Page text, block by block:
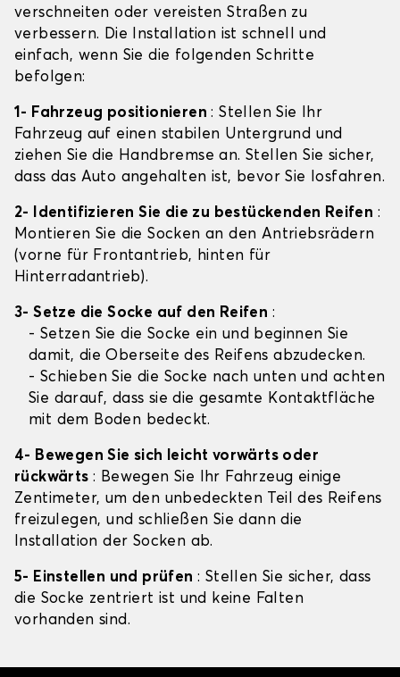
verschneiten oder vereisten Straßen zu
verbessern. Die Installation ist schnell und
einfach, wenn Sie die folgenden Schritte
befolgen:
1- Fahrzeug positionieren: Stellen Sie Ihr
Fahrzeug auf einen stabilen Untergrund und
ziehen Sie die Handbremse an. Stellen Sie sicher,
dass das Auto angehalten ist, bevor Sie losfahren.
2- Identifizieren Sie die zu bestückenden Reifen :
Montieren Sie die Socken an den Antriebsrädern
(vorne für Frontantrieb, hinten für
Hinterradantrieb).
3- Setze die Socke auf den Reifen :
- Setzen Sie die Socke ein und beginnen Sie
damit, die Oberseite des Reifens abzudecken.
- Schieben Sie die Socke nach unten und achten
Sie darauf, dass sie die gesamte Kontaktfläche
mit dem Boden bedeckt.
4- Bewegen Sie sich leicht vorwärts oder
rückwärts: Bewegen Sie Ihr Fahrzeug einige
Zentimeter, um den unbedeckten Teil des Reifens
freizulegen, und schließen Sie dann die
Installation der Socken ab.
5- Einstellen und prüfen : Stellen Sie sicher, dass
die Socke zentriert ist und keine Falten
vorhanden sind.